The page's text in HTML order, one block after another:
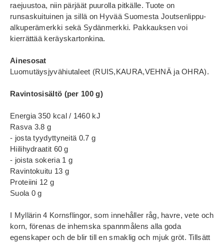
raejuustoa, niin pärjäät puurolla pitkälle. Tuote on
runsaskuituinen ja sillä on Hyvää Suomesta Joutsenlippu-
alkuperämerkki sekä Sydänmerkki. Pakkauksen voi
kierrättää keräyskartonkina.
Ainesosat
Luomutäysjyvähiutaleet (RUIS,KAURA,VEHNÄ ja OHRA).
Ravintosisältö (per 100 g)
Energia 350 kcal / 1460 kJ
Rasva 3.8 g
- josta tyydyttyneitä 0.7 g
Hiilihydraatit 60 g
- joista sokeria 1 g
Ravintokuitu 13 g
Proteiini 12 g
Suola 0 g
I Myllärin 4 Kornsflingor, som innehåller råg, havre, vete och
korn, förenas de inhemska spannmålens alla goda
egenskaper och de blir till en smaklig och mjuk gröt. Tillsätt